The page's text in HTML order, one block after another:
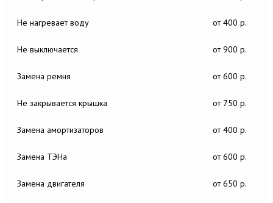
Не нагревает воду от 400 р.
Не выключается от 900 р.
Замена ремня от 600 р.
Не закрывается крышка от 750 р.
Замена амортизаторов от 400 р.
Замена ТЭНа от 600 р.
Замена двигателя от 650 р.